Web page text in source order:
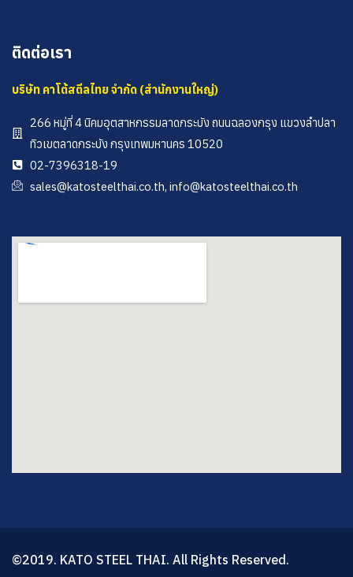
ติดต่อเรา
บริษัท คาโต้สตีลไทย จำกัด (สำนักงานใหญ่)
266 หมู่ที่ 4 นิคมอุตสาหกรรมลาดกระบัง ถนนฉลองกรุง แขวงลำปลา
ทิวเขตลาดกระบัง กรุงเทพมหานคร 10520
02-7396318-19
sales@katosteelthai.co.th, info@katosteelthai.co.th
©2019. KATO STEEL THAI. All Rights Reserved.